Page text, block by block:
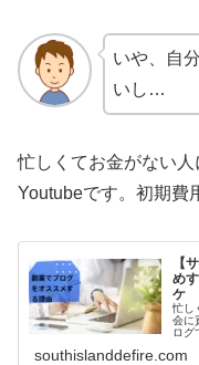
いや、自
いし…
忙しくてお金がない
Youtubeです。初期費
【
め
ケ
忙し
会に
ログ
southislanddefire.com